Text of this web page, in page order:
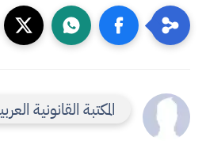
المكتبة القانونية